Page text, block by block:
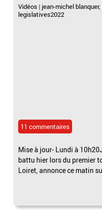
Vidéos | jean-michel blanquer,
legislatives2022
11 commentaires
Mise à jour- Lundi à
battu hier lors du premier
Loiret, annonce ce matin